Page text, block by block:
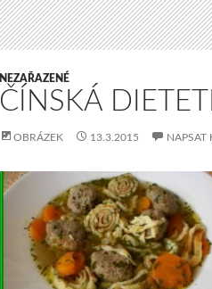
NEZAŘAZENÉ
ČÍNSKÁ
OBRÁZEK 13.3.2015 NAPSAT